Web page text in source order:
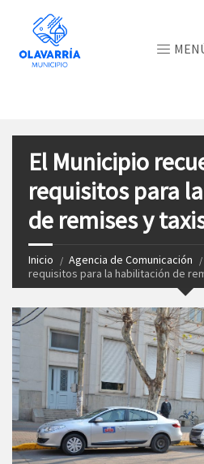
El Municipio
requisitos para
de remises y
Inicio Agencia de Comunicación
requisitos para la habilitación de